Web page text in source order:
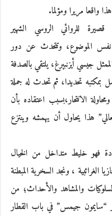
واقعا مريرا ومؤلما.
للروائي الروسي الشهير
الموضوع، وتتحدث عن دور
جيسي أيزنبيرغ، يلتقي بالصدفة
بمكتبه تحديدا، ثم تحدث له جملة
الانتحار،بسبب اعتقاده بأن
هذا يحاول أن يهمشه وينتزع
فهو خليط متداخل من الخيال
الغرائبية ، ونجد السخرية المبطنة
والمشاهد والأحداث؛ من
“سايمون جيمس” في باب القطار